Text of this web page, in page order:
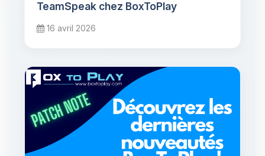
TeamSpeak chez BoxToPlay
16 avril 2026